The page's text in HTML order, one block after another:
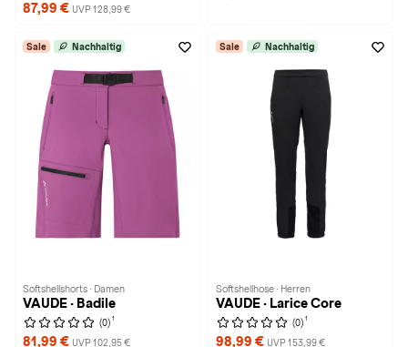
87,99 € UVP 128,99 €
Sale Nachhaltig
Softshellshorts · Damen
VAUDE · Badile
(0) 1
81,99 € UVP 102,95 €
Sale Nachhaltig
Softshellhose · Herren
VAUDE · Larice Core
(0) 1
98,99 € UVP 153,99 €